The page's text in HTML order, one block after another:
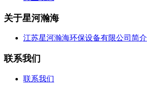
关于星河瀚海
江苏星河瀚海环保设备有限公司简介
联系我们
联系我们